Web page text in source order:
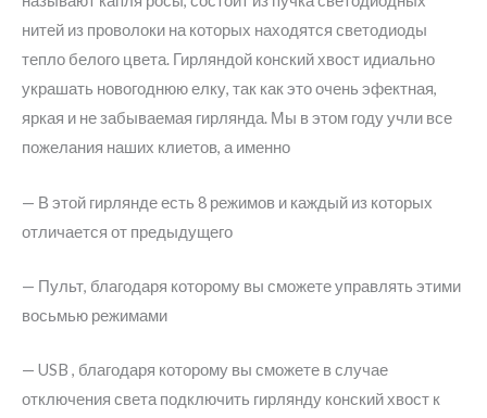
режимов
от
USB
+
пульт,
Теплый
Белый
нитей из проволоки на которых находятся светодиоды
тепло белого цвета. Гирляндой конский хвост идиально
украшать новогоднюю елку, так как это очень эфектная,
яркая и не забываемая гирлянда. Мы в этом году учли все
пожелания наших клиетов, а именно
— В этой гирлянде есть 8 режимов и каждый из которых
отличается от предыдущего
— Пульт, благодаря которому вы сможете управлять этими
восьмью режимами
— USB , благодаря которому вы сможете в случае
отключения света подключить гирлянду конский хвост к